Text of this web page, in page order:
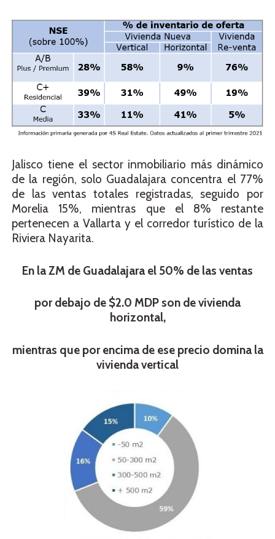
Jalisco tiene el sector inmobiliario más dinámico
de la región, solo Guadalajara concentra el 77%
de las ventas totales registradas, seguido por
Morelia 15%, mientras que el 8% restante
pertenecen a Vallarta y el corredor turístico de la
Riviera Nayarita.
En la ZM de Guadalajara el 50% de las ventas
por debajo de $2.0 MDP son de vivienda
horizontal,
mientras que por encima de ese precio domina la
vivienda vertical